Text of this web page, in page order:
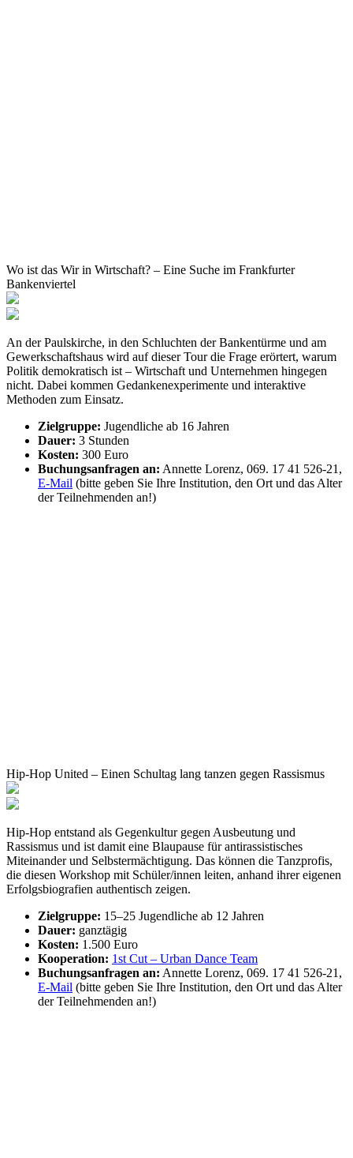
Wo ist das Wir in Wirtschaft? – Eine Suche im Frankfurter
Bankenviertel
An der Paulskirche, in den Schluchten der Bankentürme und am
Gewerkschaftshaus wird auf dieser Tour die Frage erörtert, warum
Politik demokratisch ist – Wirtschaft und Unternehmen hingegen
nicht. Dabei kommen Gedankenexperimente und interaktive
Methoden zum Einsatz.
Zielgruppe: Jugendliche ab 16 Jahren
Dauer: 3 Stunden
Kosten: 300 Euro
Buchungsanfragen an: Annette Lorenz, 069. 17 41 526-21,
E-Mail (bitte geben Sie Ihre Institution, den Ort und das Alter
der Teilnehmenden an!)
Hip-Hop United – Einen Schultag lang tanzen gegen Rassismus
Hip-Hop entstand als Gegenkultur gegen Ausbeutung und
Rassismus und ist damit eine Blaupause für antirassistisches
Miteinander und Selbstermächtigung. Das können die Tanzprofis,
die diesen Workshop mit Schüler/innen leiten, anhand ihrer eigenen
Erfolgsbiografien authentisch zeigen.
Zielgruppe: 15–25 Jugendliche ab 12 Jahren
Dauer: ganztägig
Kosten: 1.500 Euro
Kooperation: 1st Cut – Urban Dance Team
Buchungsanfragen an: Annette Lorenz, 069. 17 41 526-21,
E-Mail (bitte geben Sie Ihre Institution, den Ort und das Alter
der Teilnehmenden an!)